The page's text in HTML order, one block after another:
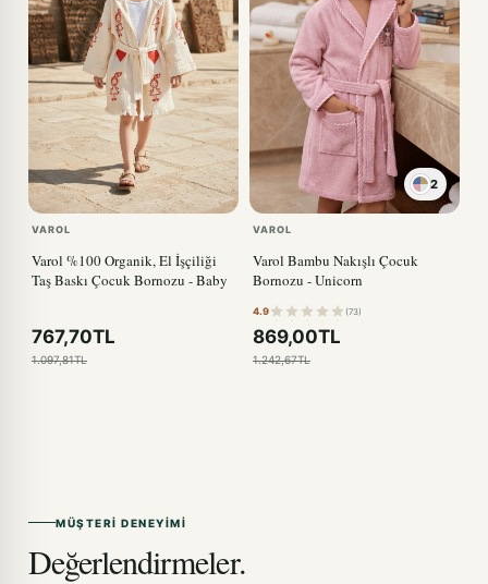
VAROL
Varol %100 Organik, El İşçiliği
Taş Baskı Çocuk Bornozu - Baby
767,70TL
1.097,81TL
2
VAROL
Varol Bambu Nakışlı Çocuk
Bornozu - Unicorn
4.9 (73)
869,00TL
1.242,67TL
MÜŞTERI DENEYIMI
Değerlendirmeler.